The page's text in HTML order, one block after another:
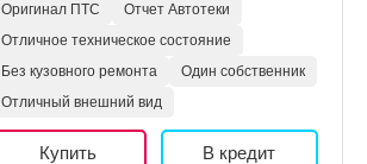
Оригинал ПТС
Отчет Автотеки
Отличное техническое состояние
Без кузовного ремонта
Один собственник
Отличный внешний вид
Купить В кредит